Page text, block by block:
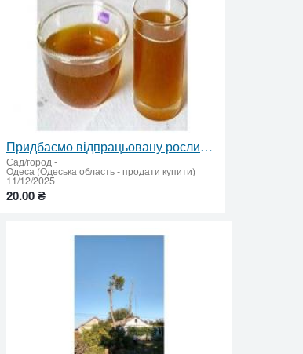
Придбаємо відпрацьовану рослинну олію
Сад/город -
Одеса (Одеська область - продати купити)
11/12/2025
20.00 ₴